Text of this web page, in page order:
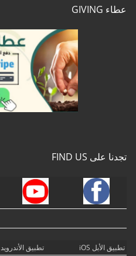
عطاء GIVING
تجدنا على FIND US
تطبيق الأبل iOS تطبيق الأندرويد Android